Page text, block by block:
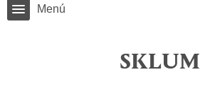
Menú
SKLUM